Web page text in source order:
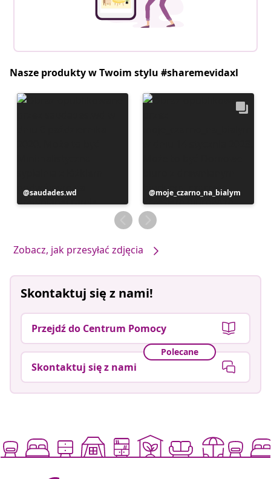
Nasze produkty w Twoim stylu #sharemevidaxl
Post
opublikowany
saudades.wd
Post
opublikowany
przez
moje_czarno_na_bialym
Zobacz, jak przesyłać zdjęcia
Skontaktuj się z nami!
Przejdź do Centrum Pomocy
Polecane
Skontaktuj się z nami